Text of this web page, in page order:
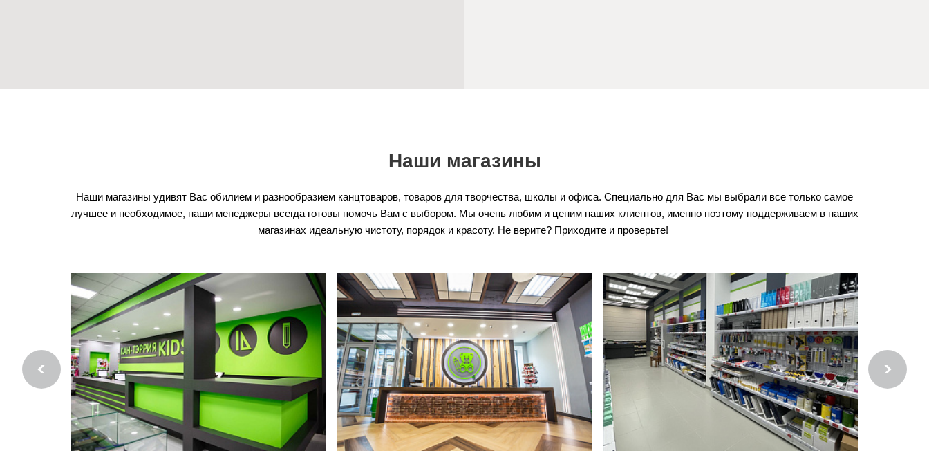
Наши магазины
Наши магазины удивят Вас обилием и разнообразием канцтоваров, товаров для творчества, школы и офиса. Специально для Вас мы выбрали все только самое
лучшее и необходимое, наши менеджеры всегда готовы помочь Вам с выбором. Мы очень любим и ценим наших клиентов, именно поэтому поддерживаем в наших
магазинах идеальную чистоту, порядок и красоту. Не верите? Приходите и проверьте!